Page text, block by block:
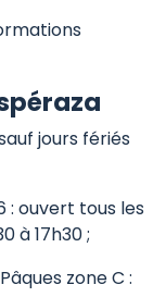
jours fériés
: ouvert tous les
à 17h30 ;
zone C :